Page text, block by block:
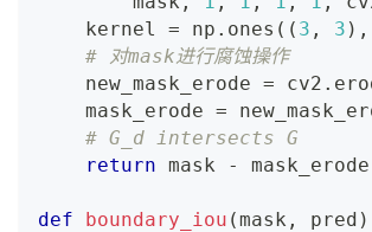
    kernel
= np . ones ( ( 3 , 3 ) ,
# 对mask进行腐蚀操作
    new_mask_erode
= cv2 .
    mask_erode
=
# G_d intersects G
return mask - mask_erode
def boundary_iou (mask , pred )